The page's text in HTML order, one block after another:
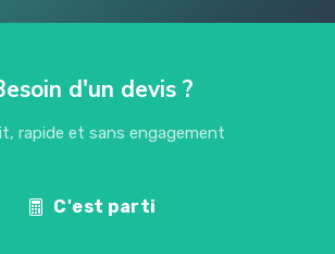
d'un devis ?
rapide et sans engagement
C'est parti